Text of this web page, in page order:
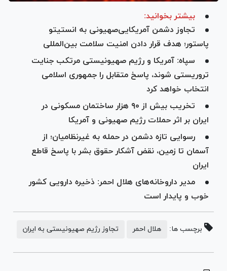
بیشتر بخوانید:
تجاوز دشمن آمریکایی‌صهیونی به انستیتو
پاستور؛ هدف قرار دادن امنیت سلامت بین‌المللی
سپاه: آمریکا و رژیم صهیونیستی مرتکب جنایت
تروریستی شوند، پاسخ متقابل را جمهوری اسلامی
انتخاب خواهد کرد
تخریب بیش از ۹۰ هزار ساختمان مسکونی در
ایران بر اثر حملات رژیم صهیونی و آمریکا
رسوایی تازه دشمن در حمله به غیرنظامیان؛ از
آسمان تا زمین، نقض آشکار حقوق بشر با پاسخ قاطع
ایران
مدیر داروخانه‌های هلال احمر: ذخیره دارویی کشور
خوب و پایدار است
برچسب ها: هلال احمر تجاوز رژیم صهیونیستی به ایران